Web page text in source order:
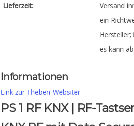
Lieferzeit:
Versand
ein
Hersteller;
es kann
Informationen
Link zur Theben-Websiter
PS 1 RF KNX | RF-